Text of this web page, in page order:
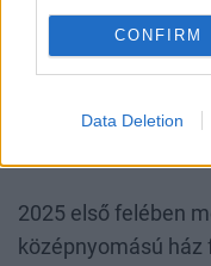
CONFIRM
Data Deletion
Az 5-ös blokk
biztonsági
augusztusban
2025 első felében
középnyomású